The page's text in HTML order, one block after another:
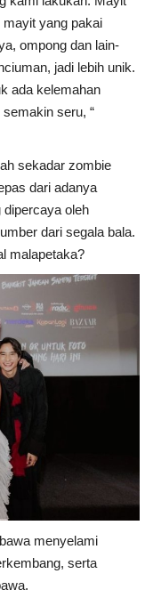
yang pakai
ompong dan lain-
jadi lebih unik.
ada kelemahan
seru, “
sekadar zombie
dari adanya
dipercaya oleh
dari segala bala.
malapetaka?
menyelami
serta